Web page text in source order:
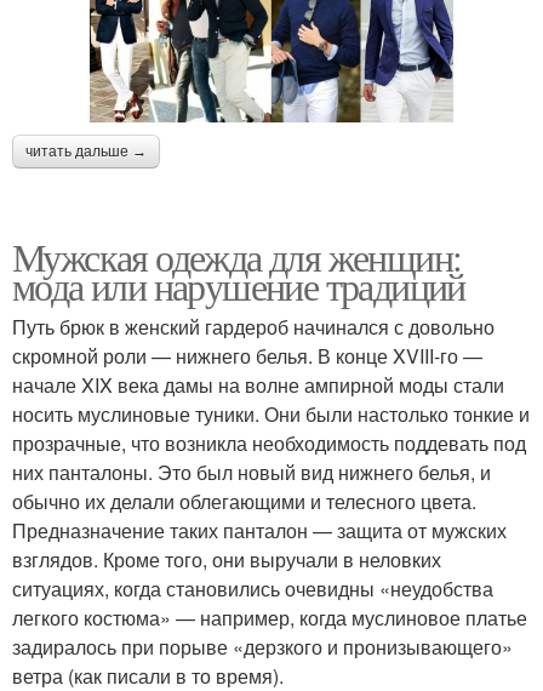
читать дальше →
Мужская одежда для женщин:
мода или нарушение традиций
Путь брюк в женский гардероб начинался с довольно
скромной роли — нижнего белья. В конце XVIII-го —
начале XIX века дамы на волне ампирной моды стали
носить муслиновые туники. Они были настолько тонкие и
прозрачные, что возникла необходимость поддевать под
них панталоны. Это был новый вид нижнего белья, и
обычно их делали облегающими и телесного цвета.
Предназначение таких панталон — защита от мужских
взглядов. Кроме того, они выручали в неловких
ситуациях, когда становились очевидны «неудобства
легкого костюма» — например, когда муслиновое платье
задиралось при порыве «дерзкого и пронизывающего»
ветра (как писали в то время).